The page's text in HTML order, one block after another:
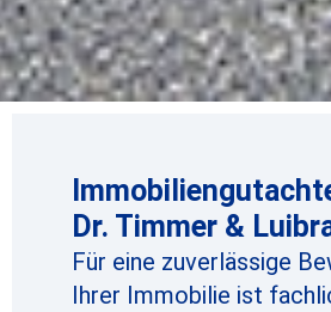
Dr. Timmer &
Für eine zuverlässige
Ihrer Immobilie ist